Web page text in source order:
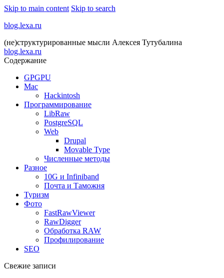
Skip to main content Skip to search
blog.lexa.ru
(не)структурированные мысли Алексея Тутубалина
blog.lexa.ru
Содержание
GPGPU
Mac
Hackintosh
Программирование
LibRaw
PostgreSQL
Web
Drupal
Movable Type
Численные методы
Разное
10G и Infiniband
Почта и Таможня
Туризм
Фото
FastRawViewer
RawDigger
Обработка RAW
Профилирование
SEO
Свежие записи